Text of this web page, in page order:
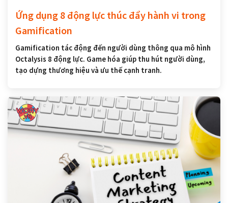
Ứng dụng 8 động lực thúc đẩy hành vi trong
Gamification
Gamification tác động đến người dùng thông qua mô hình
Octalysis 8 động lực. Game hóa giúp thu hút người dùng,
tạo dựng thương hiệu và ưu thế cạnh tranh.